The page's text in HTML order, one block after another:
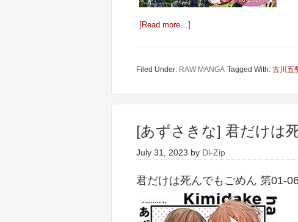
[Read more…]
Filed Under: RAW MANGA Tagged With: 古川五
[あずさきな] 君だけは
July 31, 2023 by Dl-Zip
君だけは死んでもごめん 第01-